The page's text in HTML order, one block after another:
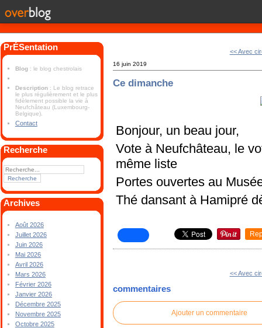
PrÉSentation
Blog : le blog chestrolais
Description : Le blog retrace
le plus régulièrement et le plus
fidèlement possible la vie à
Neufchâteau (Luxembourg-
Belgique).
Contact
Recherche
Archives
Août 2026
Juillet 2026
Juin 2026
Mai 2026
Avril 2026
Mars 2026
Février 2026
Janvier 2026
Décembre 2025
Novembre 2025
Octobre 2025
<< Avec
16 juin 2019
Ce dimanche
Bonjour, un beau jour,
Vote à Neufchâteau, le
même liste
Portes ouvertes au
Thé dansant à Hamipré
<< Avec
commentaires
Ajouter un commentaire